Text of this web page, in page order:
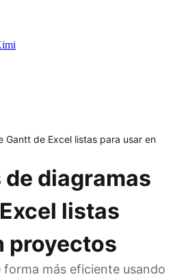
Gantt de Excel listas para usar en
diagramas
listas
proyectos
más eficiente usando